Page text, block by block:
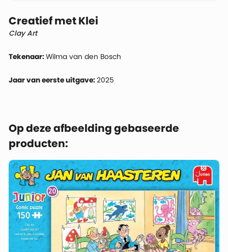
Creatief met Klei
Clay Art
Tekenaar:Wilma van den Bosch
Jaar van eerste uitgave:2025
Op deze afbeelding gebaseerde
producten: